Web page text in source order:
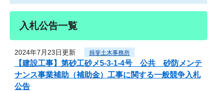
入札公告一覧
2024年7月23日更新 揖斐土木事務所
【建設工事】第砂工砂メ5-3-1-4号 公共 砂防メンテ
ナンス事業補助（補助金）工事に関する一般競争入札
公告